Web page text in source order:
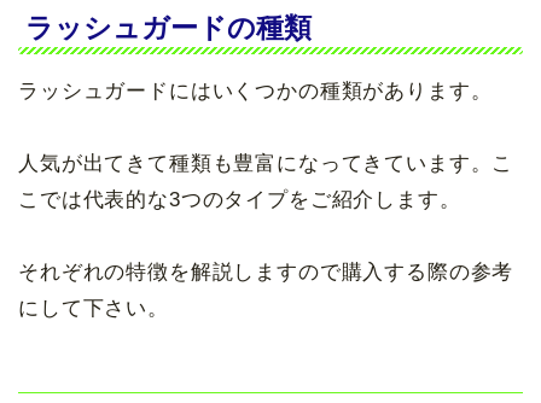
ラッシュガードの種類
ラッシュガードにはいくつかの種類があります。
人気が出てきて種類も豊富になってきています。こ
こでは代表的な3つのタイプをご紹介します。
それぞれの特徴を解説しますので購入する際の参考
にして下さい。